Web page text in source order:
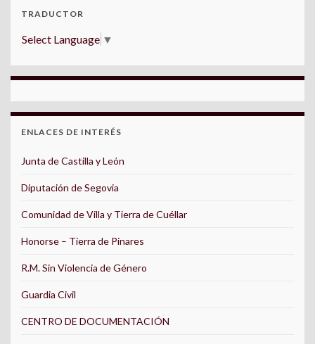
TRADUCTOR
Select Language ▼
ENLACES DE INTERÉS
Junta de Castilla y León
Diputación de Segovia
Comunidad de Villa y Tierra de Cuéllar
Honorse – Tierra de Pinares
R.M. Sin Violencia de Género
Guardia Civil
CENTRO DE DOCUMENTACIÓN